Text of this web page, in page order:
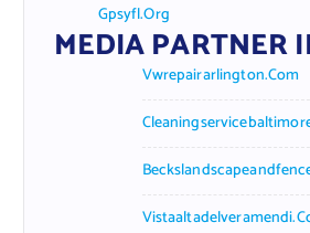
Gpsyfl.org
MEDIA PARTNER
Vwrepairarlington.com